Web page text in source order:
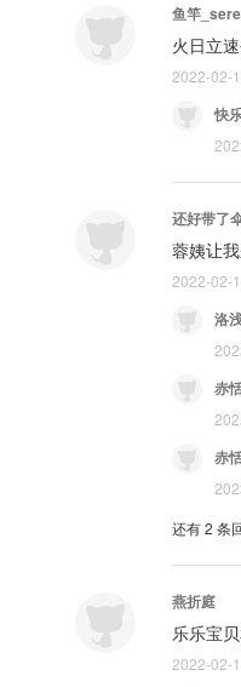
鱼竿
火日立
2022-02-
快
还好带了
蓉姨让
2022-02-
洛
赤
赤
还有2 条
燕折庭
乐乐宝
2022-02-